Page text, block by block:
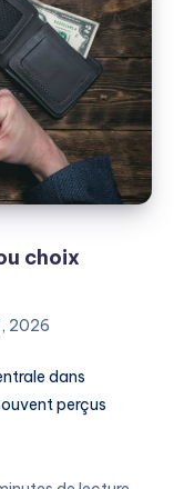
choix
2026
dans
perçus